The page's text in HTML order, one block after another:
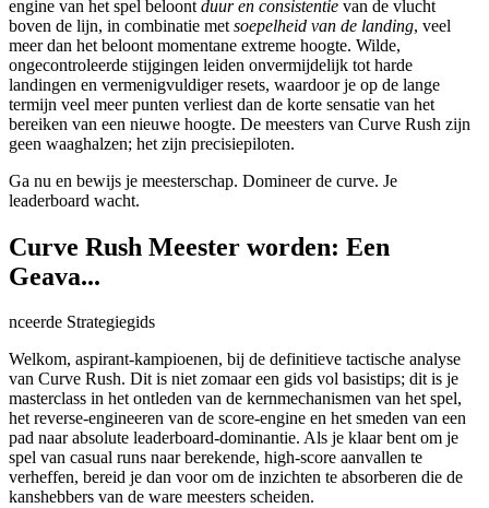
engine van het spel beloont duur en consistentie van de vlucht
boven de lijn, in combinatie met soepelheid van de landing, veel
meer dan het beloont momentane extreme hoogte. Wilde,
ongecontroleerde stijgingen leiden onvermijdelijk tot harde
landingen en vermenigvuldiger resets, waardoor je op de lange
termijn veel meer punten verliest dan de korte sensatie van het
bereiken van een nieuwe hoogte. De meesters van Curve Rush zijn
geen waaghalzen; het zijn precisiepiloten.
Ga nu en bewijs je meesterschap. Domineer de curve. Je
leaderboard wacht.
Curve Rush Meester worden: Een
Geava...
nceerde Strategiegids
Welkom, aspirant-kampioenen, bij de definitieve tactische analyse
van Curve Rush. Dit is niet zomaar een gids vol basistips; dit is je
masterclass in het ontleden van de kernmechanismen van het spel,
het reverse-engineeren van de score-engine en het smeden van een
pad naar absolute leaderboard-dominantie. Als je klaar bent om je
spel van casual runs naar berekende, high-score aanvallen te
verheffen, bereid je dan voor om de inzichten te absorberen die de
kanshebbers van de ware meesters scheiden.